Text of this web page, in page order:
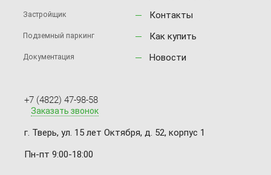
Застройщик
Подземный паркинг
Документация
Контакты
Как купить
Новости
+7 (4822) 47-98-58
Заказать звонок
г. Тверь, ул. 15 лет Октября, д. 52, корпус 1
Пн-пт 9:00-18:00